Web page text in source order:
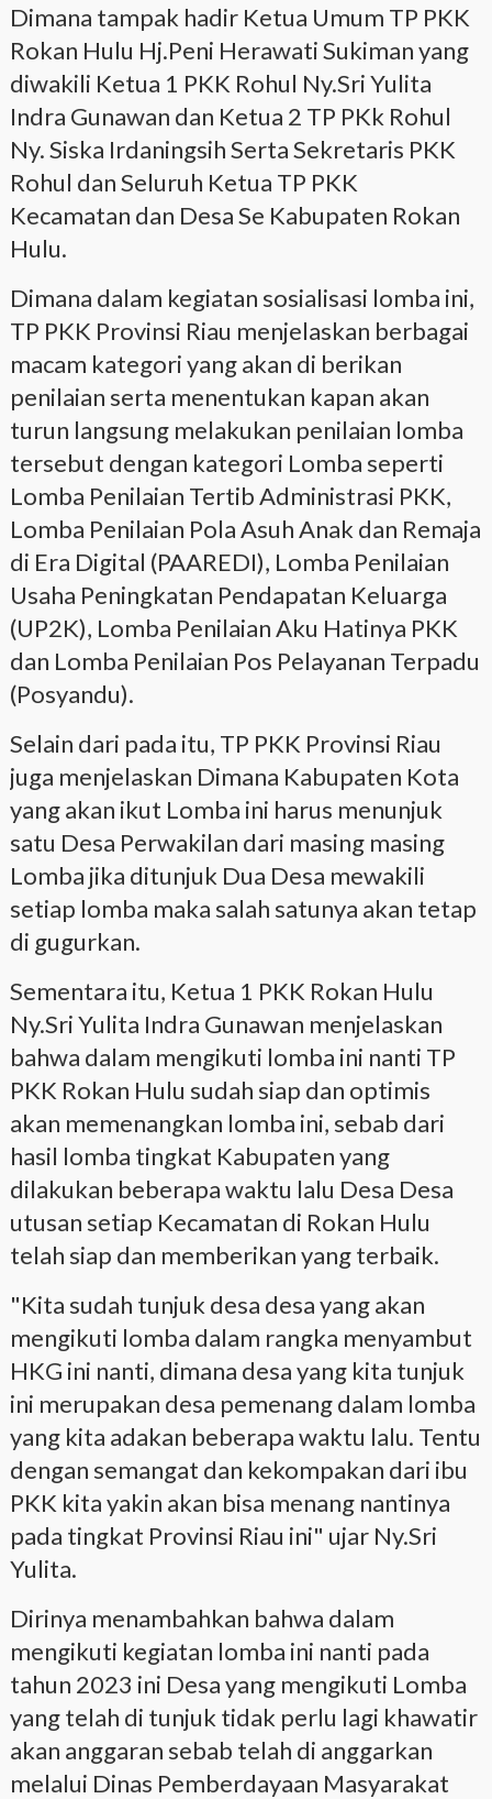
Dimana tampak hadir Ketua Umum TP PKK
Rokan Hulu Hj.Peni Herawati Sukiman yang
diwakili Ketua 1 PKK Rohul Ny.Sri Yulita
Indra Gunawan dan Ketua 2 TP PKk Rohul
Ny. Siska Irdaningsih Serta Sekretaris PKK
Rohul dan Seluruh Ketua TP PKK
Kecamatan dan Desa Se Kabupaten Rokan
Hulu.
Dimana dalam kegiatan sosialisasi lomba ini,
TP PKK Provinsi Riau menjelaskan berbagai
macam kategori yang akan di berikan
penilaian serta menentukan kapan akan
turun langsung melakukan penilaian lomba
tersebut dengan kategori Lomba seperti
Lomba Penilaian Tertib Administrasi PKK,
Lomba Penilaian Pola Asuh Anak dan Remaja
di Era Digital (PAAREDI), Lomba Penilaian
Usaha Peningkatan Pendapatan Keluarga
(UP2K), Lomba Penilaian Aku Hatinya PKK
dan Lomba Penilaian Pos Pelayanan Terpadu
(Posyandu).
Selain dari pada itu, TP PKK Provinsi Riau
juga menjelaskan Dimana Kabupaten Kota
yang akan ikut Lomba ini harus menunjuk
satu Desa Perwakilan dari masing masing
Lomba jika ditunjuk Dua Desa mewakili
setiap lomba maka salah satunya akan tetap
di gugurkan.
Sementara itu, Ketua 1 PKK Rokan Hulu
Ny.Sri Yulita Indra Gunawan menjelaskan
bahwa dalam mengikuti lomba ini nanti TP
PKK Rokan Hulu sudah siap dan optimis
akan memenangkan lomba ini, sebab dari
hasil lomba tingkat Kabupaten yang
dilakukan beberapa waktu lalu Desa Desa
utusan setiap Kecamatan di Rokan Hulu
telah siap dan memberikan yang terbaik.
"Kita sudah tunjuk desa desa yang akan
mengikuti lomba dalam rangka menyambut
HKG ini nanti, dimana desa yang kita tunjuk
ini merupakan desa pemenang dalam lomba
yang kita adakan beberapa waktu lalu. Tentu
dengan semangat dan kekompakan dari ibu
PKK kita yakin akan bisa menang nantinya
pada tingkat Provinsi Riau ini" ujar Ny.Sri
Yulita.
Dirinya menambahkan bahwa dalam
mengikuti kegiatan lomba ini nanti pada
tahun 2023 ini Desa yang mengikuti Lomba
yang telah di tunjuk tidak perlu lagi khawatir
akan anggaran sebab telah di anggarkan
melalui Dinas Pemberdayaan Masyarakat